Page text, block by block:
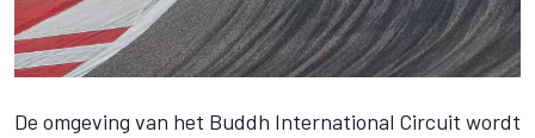
De omgeving van het Buddh International Circuit wordt